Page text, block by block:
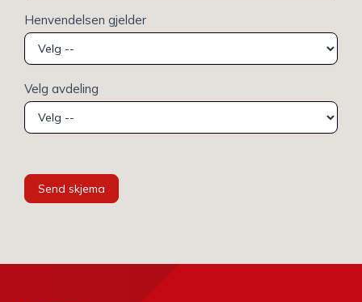
Henvendelsen gjelder
Velg avdeling
Send skjema